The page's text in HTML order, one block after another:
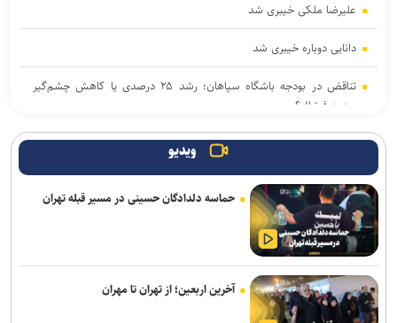
علیرضا ملکی خیبری شد
دانایی دوباره خیبری شد
تناقض در بودجه باشگاه سپاهان؛ رشد ۲۵ درصدی یا کاهش چشم‌گیر
بودجه فوتبال؟
فلاح به صنعت نفت پیوست
مدیرعامل پرسپولیس سفیر افتخاری چوگان شد
مدال طلای زارعی در بلاروس/ دومین رکوردشکنی دونده ایران در آستانه
بازی‌های آسیایی
باختر: انتقال قرضی بازیکن بدون ثبت قرارداد تخلف است/ استقلال با
مجازاتی مواجه نخواهد شد
ویدیو
حماسه دلدادگان حسینی در مسیر قبله تهران
آخرین اربعین؛ از تهران تا مهران